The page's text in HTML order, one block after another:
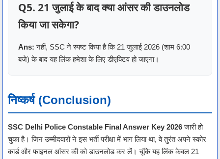
Q5. 21 जुलाई के बाद क्या आंसर की डाउनलोड
किया जा सकेगा?
Ans: नहीं, SSC ने स्पष्ट किया है कि 21 जुलाई 2026 (शाम 6:00
बजे) के बाद यह लिंक हमेशा के लिए डीएक्टिव हो जाएगा।
निष्कर्ष (Conclusion)
SSC Delhi Police Constable Final Answer Key 2026जारी हो
चुका है। जिन उम्मीदवारों ने इस भर्ती परीक्षा में भाग लिया था, वे तुरंत अपने स्कोर
कार्ड और फाइनल आंसर की को डाउनलोड कर लें। चूंकि यह लिंक केवल 21